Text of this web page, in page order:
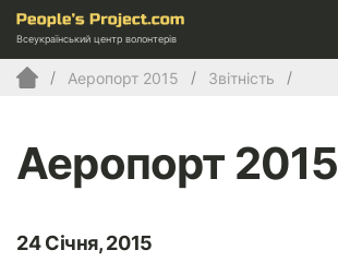
Всеукраїнський центр волонтерів
Аеропорт 2015 Звітність
Аеропорт 2015
24 Січня, 2015